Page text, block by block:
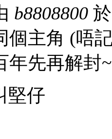
b8808800
個主角 (唔
年先再解封
堅仔